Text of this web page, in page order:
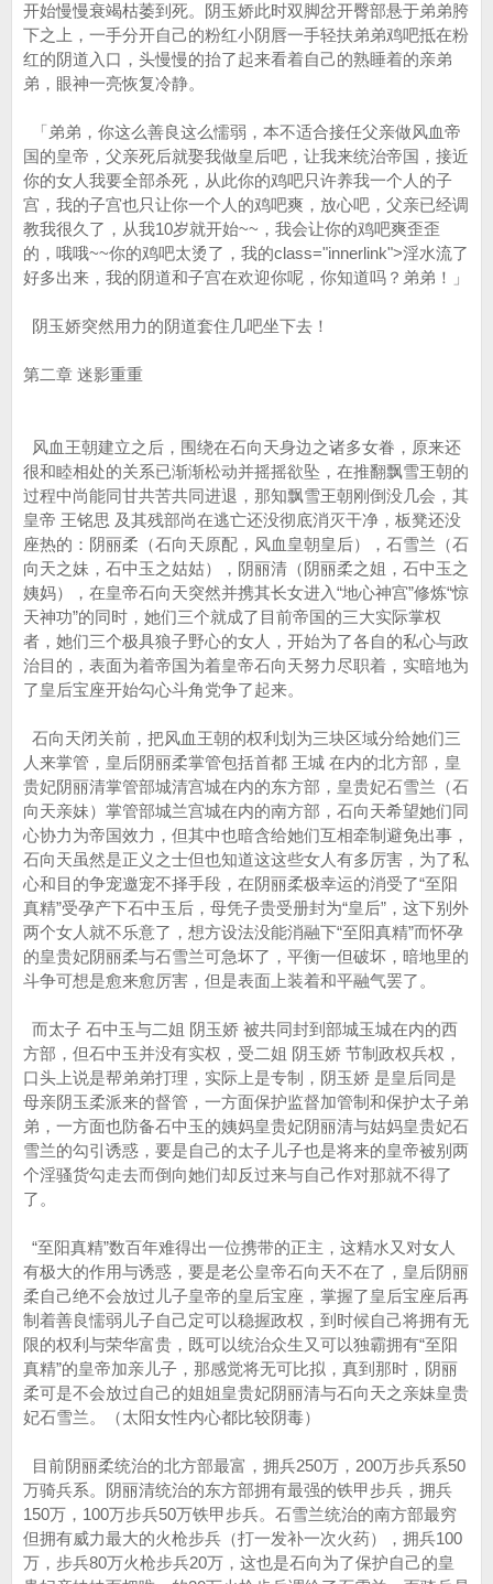
开始慢慢衰竭枯萎到死。阴玉娇此时双脚岔开臀部悬于弟弟胯
下之上，一手分开自己的粉红小阴唇一手轻扶弟弟鸡吧抵在粉
红的阴道入口，头慢慢的抬了起来看着自己的熟睡着的亲弟
弟，眼神一亮恢复冷静。
「弟弟，你这么善良这么懦弱，本不适合接任父亲做风血帝
国的皇帝，父亲死后就娶我做皇后吧，让我来统治帝国，接近
你的女人我要全部杀死，从此你的鸡吧只许养我一个人的子
宫，我的子宫也只让你一个人的鸡吧爽，放心吧，父亲已经调
教我很久了，从我10岁就开始~~，我会让你的鸡吧爽歪歪
的，哦哦~~你的鸡吧太烫了，我的class="innerlink">淫水流了
好多出来，我的阴道和子宫在欢迎你呢，你知道吗？弟弟！」
阴玉娇突然用力的阴道套住几吧坐下去！
第二章 迷影重重
风血王朝建立之后，围绕在石向天身边之诸多女眷，原来还
很和睦相处的关系已渐渐松动并摇摇欲坠，在推翻飘雪王朝的
过程中尚能同甘共苦共同进退，那知飘雪王朝刚倒没几会，其
皇帝 王铭思 及其残部尚在逃亡还没彻底消灭干净，板凳还没
座热的：阴丽柔（石向天原配，风血皇朝皇后），石雪兰（石
向天之妹，石中玉之姑姑），阴丽清（阴丽柔之姐，石中玉之
姨妈），在皇帝石向天突然并携其长女进入“地心神宫”修炼“惊
天神功”的同时，她们三个就成了目前帝国的三大实际掌权
者，她们三个极具狼子野心的女人，开始为了各自的私心与政
治目的，表面为着帝国为着皇帝石向天努力尽职着，实暗地为
了皇后宝座开始勾心斗角党争了起来。
石向天闭关前，把风血王朝的权利划为三块区域分给她们三
人来掌管，皇后阴丽柔掌管包括首都 王城 在内的北方部，皇
贵妃阴丽清掌管部城清宫城在内的东方部，皇贵妃石雪兰（石
向天亲妹）掌管部城兰宫城在内的南方部，石向天希望她们同
心协力为帝国效力，但其中也暗含给她们互相牵制避免出事，
石向天虽然是正义之士但也知道这这些女人有多厉害，为了私
心和目的争宠邀宠不择手段，在阴丽柔极幸运的消受了“至阳
真精”受孕产下石中玉后，母凭子贵受册封为“皇后”，这下别外
两个女人就不乐意了，想方设法没能消融下“至阳真精”而怀孕
的皇贵妃阴丽柔与石雪兰可急坏了，平衡一但破坏，暗地里的
斗争可想是愈来愈厉害，但是表面上装着和平融气罢了。
而太子 石中玉与二姐 阴玉娇 被共同封到部城玉城在内的西
方部，但石中玉并没有实权，受二姐 阴玉娇 节制政权兵权，
口头上说是帮弟弟打理，实际上是专制，阴玉娇 是皇后同是
母亲阴玉柔派来的督管，一方面保护监督加管制和保护太子弟
弟，一方面也防备石中玉的姨妈皇贵妃阴丽清与姑妈皇贵妃石
雪兰的勾引诱惑，要是自己的太子儿子也是将来的皇帝被别两
个淫骚货勾走去而倒向她们却反过来与自己作对那就不得了
了。
“至阳真精”数百年难得出一位携带的正主，这精水又对女人
有极大的作用与诱惑，要是老公皇帝石向天不在了，皇后阴丽
柔自己绝不会放过儿子皇帝的皇后宝座，掌握了皇后宝座后再
制着善良懦弱儿子自己定可以稳握政权，到时候自己将拥有无
限的权利与荣华富贵，既可以统治众生又可以独霸拥有“至阳
真精”的皇帝加亲儿子，那感觉将无可比拟，真到那时，阴丽
柔可是不会放过自己的姐姐皇贵妃阴丽清与石向天之亲妹皇贵
妃石雪兰。（太阳女性内心都比较阴毒）
目前阴丽柔统治的北方部最富，拥兵250万，200万步兵系50
万骑兵系。阴丽清统治的东方部拥有最强的铁甲步兵，拥兵
150万，100万步兵50万铁甲步兵。石雪兰统治的南方部最穷
但拥有威力最大的火枪步兵（打一发补一次火药），拥兵100
万，步兵80万火枪步兵20万，这也是石向为了保护自己的皇